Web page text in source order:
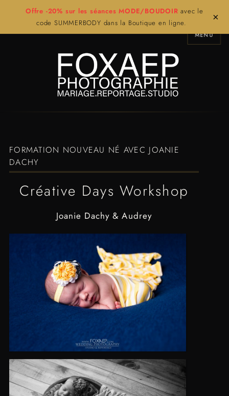
Offre -20% sur les séances MODE/BOUDOIR avec le
code SUMMERBODY dans la Boutique en ligne.
×
MENU
FORMATION NOUVEAU NÉ AVEC JOANIE
DACHY
Créative Days Workshop
Joanie Dachy & Audrey